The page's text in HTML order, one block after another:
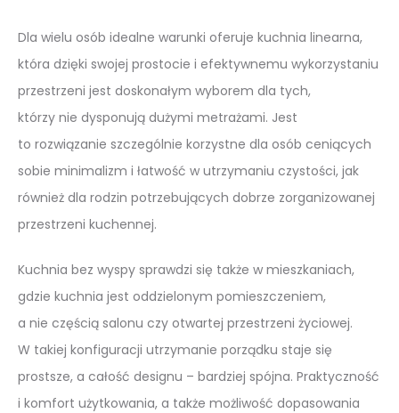
Dla wielu osób idealne warunki oferuje kuchnia linearna,
która dzięki swojej prostocie i efektywnemu wykorzystaniu
przestrzeni jest doskonałym wyborem dla tych,
którzy nie dysponują dużymi metrażami. Jest
to rozwiązanie szczególnie korzystne dla osób ceniących
sobie minimalizm i łatwość w utrzymaniu czystości, jak
również dla rodzin potrzebujących dobrze zorganizowanej
przestrzeni kuchennej.
Kuchnia bez wyspy sprawdzi się także w mieszkaniach,
gdzie kuchnia jest oddzielonym pomieszczeniem,
a nie częścią salonu czy otwartej przestrzeni życiowej.
W takiej konfiguracji utrzymanie porządku staje się
prostsze, a całość designu – bardziej spójna. Praktyczność
i komfort użytkowania, a także możliwość dopasowania